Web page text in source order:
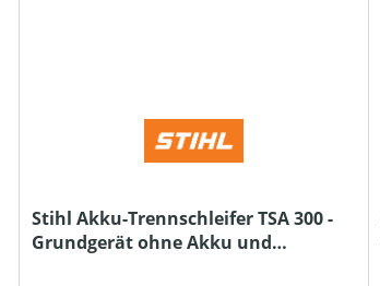
Stihl Akku-Trennschleifer TSA 300 -
Grundgerät ohne Akku und